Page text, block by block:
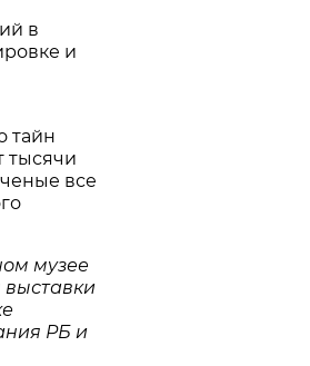
в
и
тайн
тысячи
все
музее
выставки
РБ и